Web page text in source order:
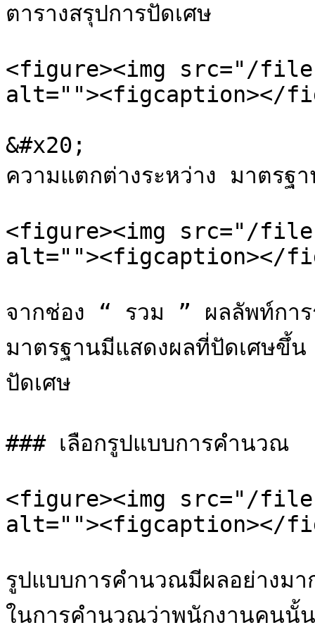
ตารางสรุปการปัดเศษ
<figure><img src="/
alt=""><figcaption></
&#x20;
ความแตกต่างระหว่าง มาตร
<figure><img src="/files/
alt=""><figcaption></
จากช่อง “ รวม ” ผลลัพท์การ
มาตรฐานมีแสดงผลที่ปัดเศษขึ้
ปัดเศษ
### เลือกรูปแบบการคำนวณ
<figure><img src="/files/
alt=""><figcaption></
รูปแบบการคำนวณมีผลอย่างมา
ในการคำนวณว่าพนักงานคนนั้